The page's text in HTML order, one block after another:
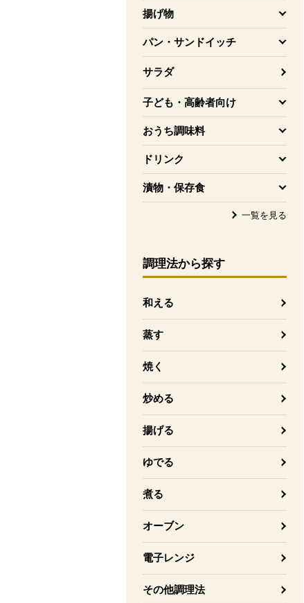
揚げ物
を開く
パン・サンドイッチ
を開く
サラダ
子ども・高齢者向け
を開く
おうち調味料
を開く
ドリンク
を開く
漬物・保存食
を開く
一覧を見る
調理法から探す
和える
蒸す
焼く
炒める
揚げる
ゆでる
煮る
オーブン
電子レンジ
その他調理法